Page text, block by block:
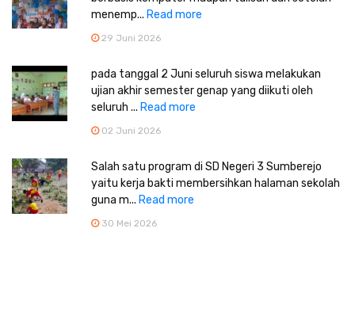
menemp... Read more
29 Juni 2026
pada tanggal 2 Juni seluruh siswa melakukan
ujian akhir semester genap yang diikuti oleh
seluruh ... Read more
02 Juni 2026
Salah satu program di SD Negeri 3 Sumberejo
yaitu kerja bakti membersihkan halaman sekolah
guna m... Read more
30 Mei 2026